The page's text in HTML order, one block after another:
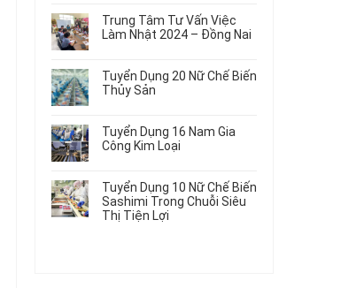
Điện
Dùng
Tô
Máy
Gia
Công
Chi
Tiết
Đơn
Hàng
Nữ
Nhật
Mới
Nhất
có
bình
luận
Du
Học
Singapore
Tập
Hưởng
Lương
Trung Tâm Tư Vấn Việc
Làm Nhật 2024 – Đồng Nai
có
bình
luận
Trung
Tâm
Tư
Việc
Làm
Nhật
2024
Tuyển Dụng 20 Nữ Chế Biến
Thủy Sản
có
bình
luận
Tuyển
Dụng
20
Nữ
Tuyển Dụng 16 Nam Gia
Công Kim Loại
có
bình
luận
ở
Tuyển Dụng 10 Nữ Chế Biến
Sashimi Trong Chuỗi Siêu
Thị Tiện Lợi